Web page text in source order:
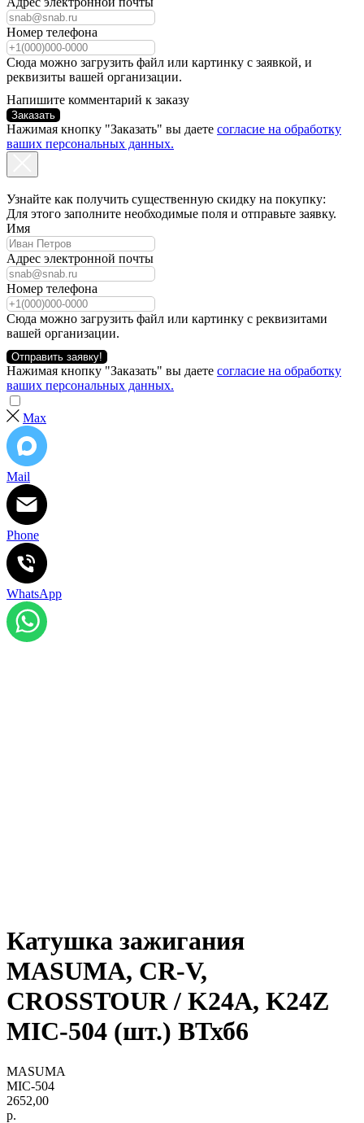
Номер телефона
Сюда можно загрузить файл или картинку с заявкой, и
реквизиты вашей организации.
Напишите комментарий к заказу
Заказать
Нажимая кнопку "Заказать" вы даете согласие на обработку
ваших персональных данных.
Узнайте как получить существенную скидку на покупку:
Для этого заполните необходимые поля и отправьте заявку.
Имя
Адрес электронной почты
Номер телефона
Сюда можно загрузить файл или картинку с реквизитами
вашей организации.
Отправить заявку!
Нажимая кнопку "Заказать" вы даете согласие на обработку
ваших персональных данных.
Max
Mail
Phone
WhatsApp
Катушка зажигания
MASUMA, CR-V,
CROSSTOUR / K24A, K24Z
MIC-504 (шт.) ВТхб6
MASUMA
MIC-504
2652,00
р.